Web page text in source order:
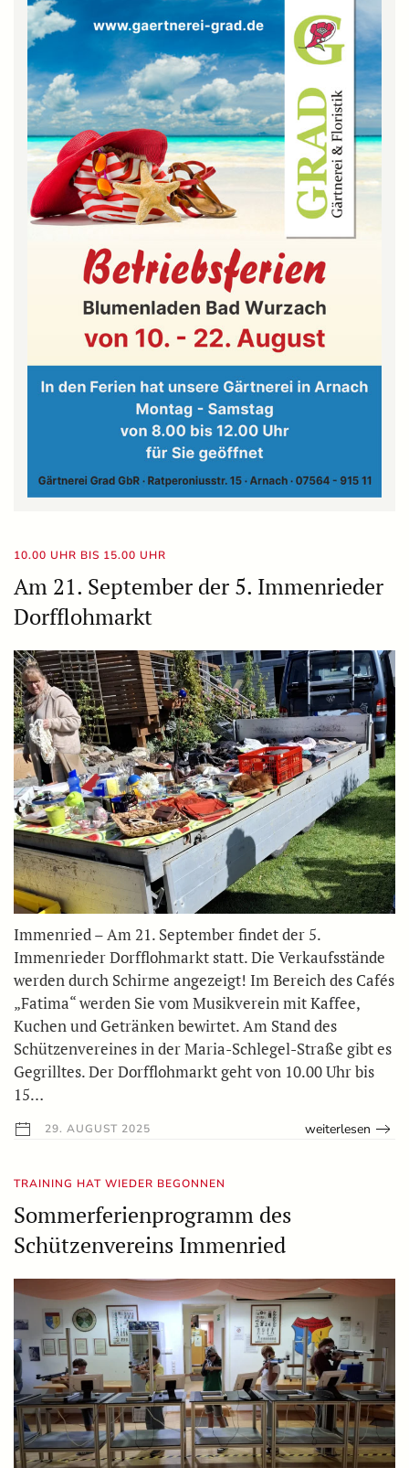
10.00 UHR BIS 15.00 UHR
Am 21. September der 5. Immenrieder
Dorfflohmarkt
Immenried – Am 21. September findet der 5.
Immenrieder Dorfflohmarkt statt. Die Verkaufsstände
werden durch Schirme angezeigt! Im Bereich des Cafés
„Fatima“ werden Sie vom Musikverein mit Kaffee,
Kuchen und Getränken bewirtet. Am Stand des
Schützenvereines in der Maria-Schlegel-Straße gibt es
Gegrilltes. Der Dorfflohmarkt geht von 10.00 Uhr bis
15…
29. AUGUST 2025 weiterlesen
TRAINING HAT WIEDER BEGONNEN
Sommerferienprogramm des
Schützenvereins Immenried